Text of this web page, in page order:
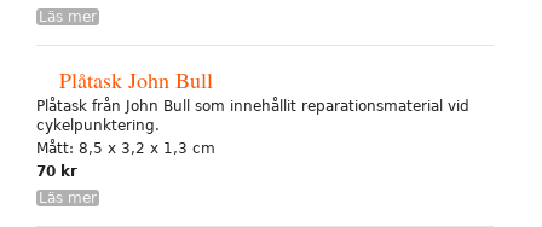
Läs mer
Plåtask John Bull
Plåtask från John Bull som innehållit reparationsmaterial vid
cykelpunktering.
Mått: 8,5 x 3,2 x 1,3 cm
70 kr
Läs mer